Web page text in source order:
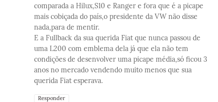
comparada a Hilux,S10 e Ranger e fora que é a picape
mais cobiçada do país,o presidente da VW não disse
nada,para de mentir.
E a Fullback da sua querida Fiat que nunca passou de
uma L200 com emblema dela já que ela não tem
condições de desenvolver uma picape média,só ficou 3
anos no mercado vendendo muito menos que sua
querida Fiat esperava.
Responder